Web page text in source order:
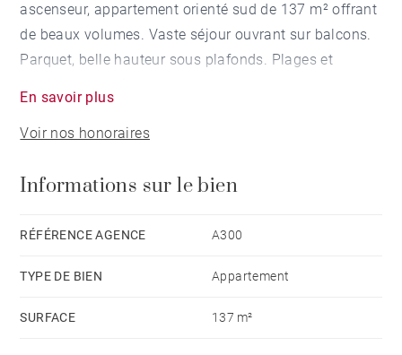
ascenseur, appartement orienté sud de 137 m² offrant
de beaux volumes. Vaste séjour ouvrant sur balcons.
Parquet, belle hauteur sous plafonds. Plages et
En savoir plus
Voir nos honoraires
Informations sur le bien
RÉFÉRENCE AGENCE A300
TYPE DE BIEN Appartement
SURFACE 137 m²